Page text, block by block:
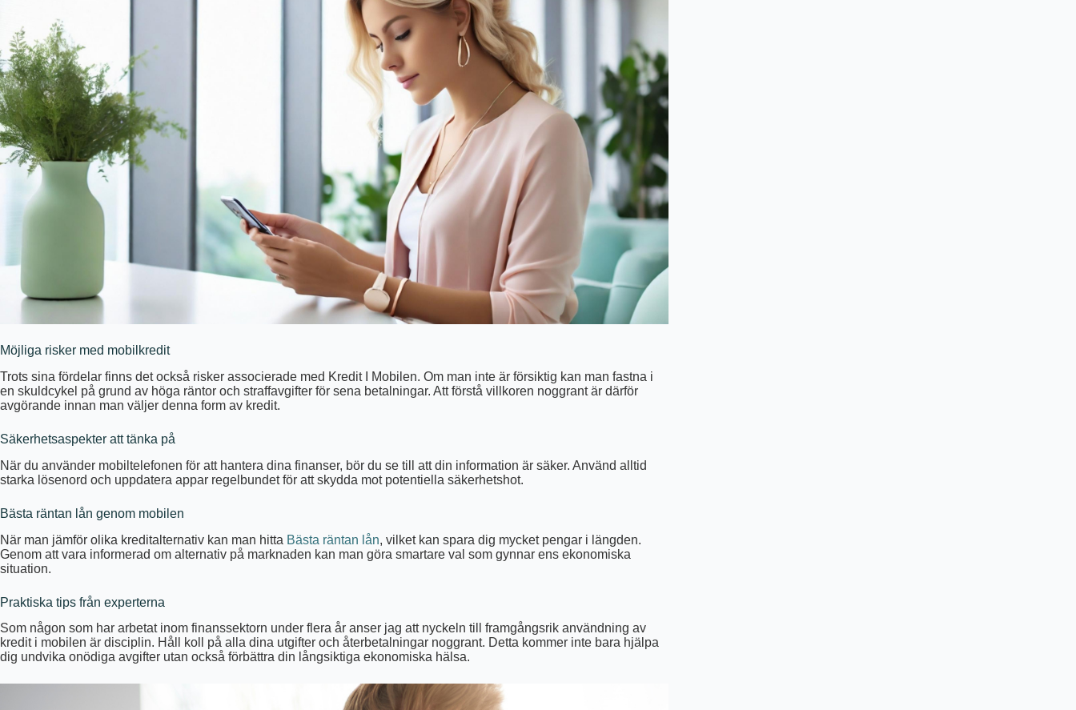
Möjliga risker med mobilkredit
Trots sina fördelar finns det också risker associerade med Kredit I Mobilen. Om man inte är försiktig kan man fastna i
en skuldcykel på grund av höga räntor och straffavgifter för sena betalningar. Att förstå villkoren noggrant är därför
avgörande innan man väljer denna form av kredit.
Säkerhetsaspekter att tänka på
När du använder mobiltelefonen för att hantera dina finanser, bör du se till att din information är säker. Använd alltid
starka lösenord och uppdatera appar regelbundet för att skydda mot potentiella säkerhetshot.
Bästa räntan lån genom mobilen
När man jämför olika kreditalternativ kan man hitta Bästa räntan lån, vilket kan spara dig mycket pengar i längden.
Genom att vara informerad om alternativ på marknaden kan man göra smartare val som gynnar ens ekonomiska
situation.
Praktiska tips från experterna
Som någon som har arbetat inom finanssektorn under flera år anser jag att nyckeln till framgångsrik användning av
kredit i mobilen är disciplin. Håll koll på alla dina utgifter och återbetalningar noggrant. Detta kommer inte bara hjälpa
dig undvika onödiga avgifter utan också förbättra din långsiktiga ekonomiska hälsa.